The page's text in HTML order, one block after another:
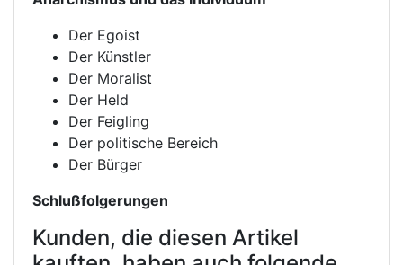
Der Egoist
Der Künstler
Der Moralist
Der Held
Der Feigling
Der politische Bereich
Der Bürger
Schlußfolgerungen
Kunden, die diesen Artikel